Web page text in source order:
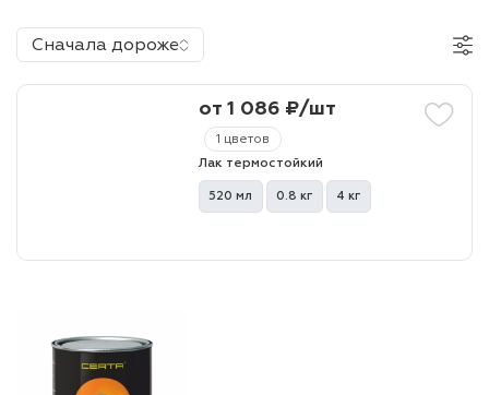
бетону,
Сначала дороже
1 цветов
от 1 086 ₽/шт
Лак термостойкий
520 мл 0.8 кг 4 кг